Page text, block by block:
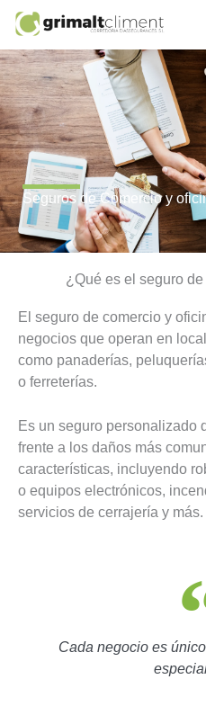
contenido
Seguros de Comercio y
¿Qué es el seguro
El seguro de comercio y
negocios que operan en
como panaderías,
o ferreterías.
Es un seguro personalizado
frente a los daños más
características, incluyendo
o equipos electrónicos,
servicios de cerrajería y más.
Cada negocio es